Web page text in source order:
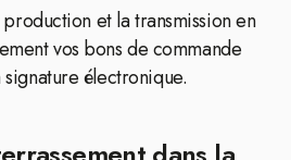
et la transmission en
vos bons de commande
électronique.